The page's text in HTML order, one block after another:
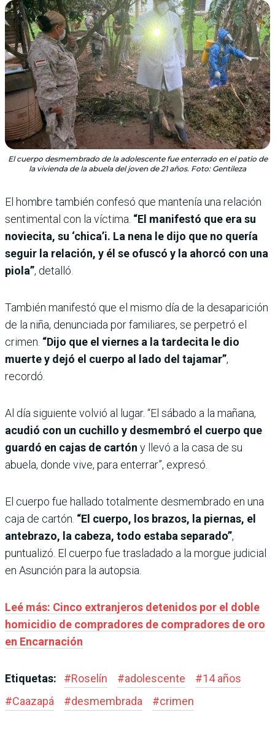
El cuerpo desmembrado de la adolescente fue enterrado en el patio de
la vivienda de la abuela del joven de 21 años. Foto: Gentileza
El hombre también confesó que mantenía una relación
sentimental con la víctima. “El manifestó que era su
noviecita, su ‘chica’i. La nena le dijo que no quería
seguir la relación, y él se ofuscó y la ahorcó con una
piola”, detalló.
También manifestó que el mismo día de la desaparición
de la niña, denunciada por familiares, se perpetró el
crimen. “Dijo que el viernes a la tardecita le dio
muerte y dejó el cuerpo al lado del tajamar”,
recordó.
Al día siguiente volvió al lugar. “El sábado a la mañana,
acudió con un cuchillo y desmembró el cuerpo que
guardó en cajas de cartón y llevó a la casa de su
abuela, donde vive, para enterrar”, expresó.
El cuerpo fue hallado totalmente desmembrado en una
caja de cartón. “El cuerpo, los brazos, la piernas, el
antebrazo, la cabeza, todo estaba separado”,
puntualizó. El cuerpo fue trasladado a la morgue judicial
en Asunción para la autopsia.
Leé más: Cinco extranjeros detenidos por el doble
homicidio de compradores de compradores de oro
en Encarnación
Etiquetas: #Roselín #adolescente #14 años
#Caazapá #desmembrada #crimen